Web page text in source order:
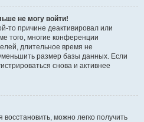
не могу войти!
то причине деактивировал или
того, многие конференции
длительное время не
размер базы данных. Если
снова и активнее
можно легко получить